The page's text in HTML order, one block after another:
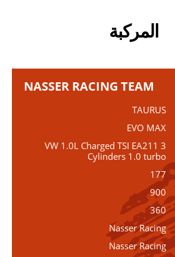
المركبة
NASSER RACING TEAM
TAURUS
EVO MAX
VW 1.0L Charged TSI EA211 3
Cylinders 1.0 turbo
177
900
360
Nasser Racing
Nasser Racing